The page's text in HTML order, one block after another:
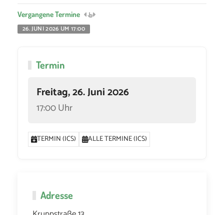
Vergangene Termine
26. JUNI 2026 UM 17:00
Termin
Freitag, 26. Juni 2026
17:00 Uhr
TERMIN (ICS) ALLE TERMINE (ICS)
Adresse